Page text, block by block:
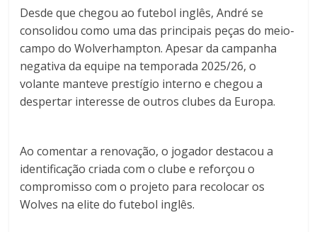
Desde que chegou ao futebol inglês, André se
consolidou como uma das principais peças do meio-
campo do Wolverhampton. Apesar da campanha
negativa da equipe na temporada 2025/26, o
volante manteve prestígio interno e chegou a
despertar interesse de outros clubes da Europa.
Ao comentar a renovação, o jogador destacou a
identificação criada com o clube e reforçou o
compromisso com o projeto para recolocar os
Wolves na elite do futebol inglês.